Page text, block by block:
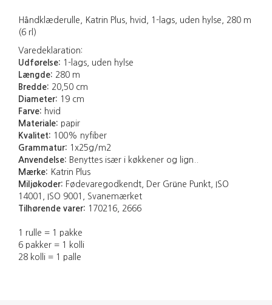
Håndklæderulle, Katrin Plus, hvid, 1-lags, uden hylse, 280 m
(6 rl)
Varedeklaration:
Udførelse: 1-lags, uden hylse
Længde: 280 m
Bredde: 20,50 cm
Diameter: 19 cm
Farve: hvid
Materiale: papir
Kvalitet: 100% nyfiber
Grammatur: 1x25g/m2
Anvendelse: Benyttes især i køkkener og lign..
Mærke: Katrin Plus
Miljøkoder: Fødevaregodkendt, Der Grüne Punkt, ISO
14001, ISO 9001, Svanemærket
Tilhørende varer: 170216, 2666
1 rulle = 1 pakke
6 pakker = 1 kolli
28 kolli = 1 palle